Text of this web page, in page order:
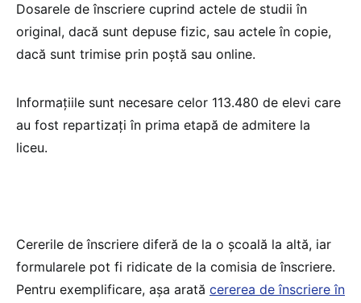
Dosarele de înscriere cuprind actele de studii în
original, dacă sunt depuse fizic, sau actele în copie,
dacă sunt trimise prin poștă sau online.
Informațiile sunt necesare celor 113.480 de elevi care
au fost repartizaţi în prima etapă de admitere la
liceu.
Cererile de înscriere diferă de la o școală la altă, iar
formularele pot fi ridicate de la comisia de înscriere.
Pentru exemplificare, așa arată cererea de înscriere în